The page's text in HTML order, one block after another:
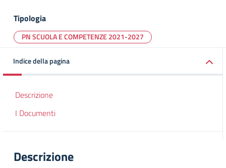
Tipologia
PN SCUOLA E COMPETENZE 2021-2027
Indice della pagina
Descrizione
I Documenti
Descrizione